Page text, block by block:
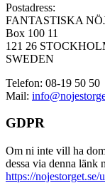
Postadress:
FANTASTISKA
Box 100 11
121 26
SWEDEN
Telefon: 08-19 50 50
Mail:
GDPR
Om ni inte vill ha
dessa via denna länk
https://nojestorget.se/